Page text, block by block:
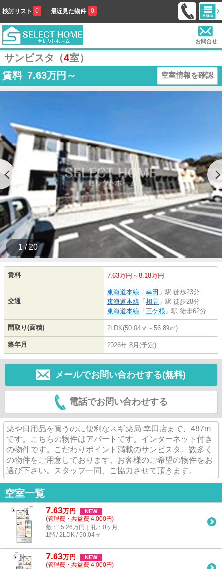
検討リスト 0 最近見た物件 0
お問合せ
サンビスタ（4室）
賃料 7.63万円～ 空室情報を確認
1 / 20
賃料 7.63万円～8.18万円
交通
東海道本線 「 幸田 」駅 徒歩23分
東海道本線 「 相見 」駅 徒歩28分
東海道本線 「 三ケ根 」駅 徒歩62分
間取り(面積) 2LDK(50.04㎡～56.89㎡)
築年月 2026年 8月(予定)
メールでお問い合わせする(無料)
電話でお問い合わせする
薬や日用品を買うのに便利なスギ薬局 幸田店まで、487m
です。こちらの物件はアパートです。インターネット付き
の物件です。こだわりポイント満載のサンビスタ。数多く
の物件をご用意しております。お客様のご希望の物件をお
選び下さい。スタッフ一同、ご協力させて頂きます。
空室一覧
7.63万円 NEW
(管理費・共益費 4,000円)
敷：15.26万円｜礼：0ヶ月
1階 / 2LDK / 50.04㎡
7.63万円 NEW
(管理費・共益費 4,000円)